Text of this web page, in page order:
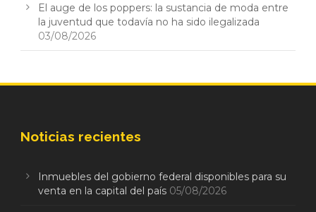
El auge de los poppers: la sustancia de moda entre
la juventud que todavía no ha sido ilegalizada
03/08/2026
Noticias recientes
Inmuebles del gobierno federal disponibles para su
venta en la capital del país 05/08/2026